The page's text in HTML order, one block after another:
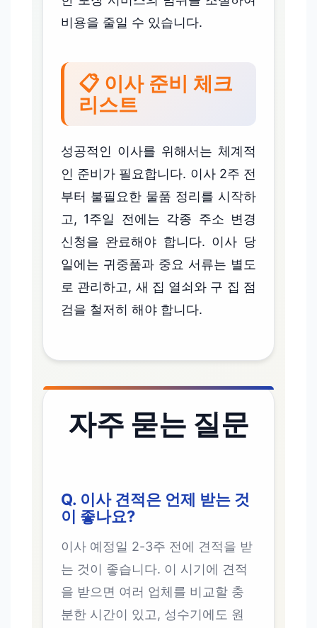
비용을 줄일 수 있습니다.
📋 이사 준비 체크
리스트
성공적인 이사를 위해서는 체계적
인 준비가 필요합니다. 이사 2주 전
부터 불필요한 물품 정리를 시작하
고, 1주일 전에는 각종 주소 변경
신청을 완료해야 합니다. 이사 당
일에는 귀중품과 중요 서류는 별도
로 관리하고, 새 집 열쇠와 구 집 점
검을 철저히 해야 합니다.
자주 묻는 질문
Q. 이사 견적은 언제 받는 것
이 좋나요?
이사 예정일 2-3주 전에 견적을 받
는 것이 좋습니다. 이 시기에 견적
을 받으면 여러 업체를 비교할 충
분한 시간이 있고, 성수기에도 원